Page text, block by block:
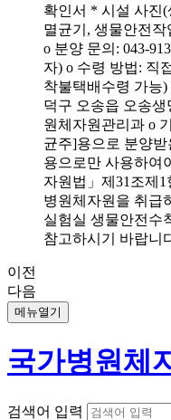
확인서 * 시설 사진(
멸균기, 생물안전작
o 분양 문의: 043-
자) o 수령 방법: 직
착불택배수령 가능)
덕구 오송읍 오송생
원체자원관리과 o
균주]용으로 분양
용으로만 사용하여
자원법」제31조제
병원체자원을 취급
실험실 생물안전수
참고하시기 바랍니
이전
다음
메뉴열기
국가병원체
검색어 입력